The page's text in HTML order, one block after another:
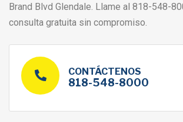
Brand Blvd Glendale. Llame al 818-548-
consulta gratuita sin compromiso.
CONTÁCTENOS
818-548-8000